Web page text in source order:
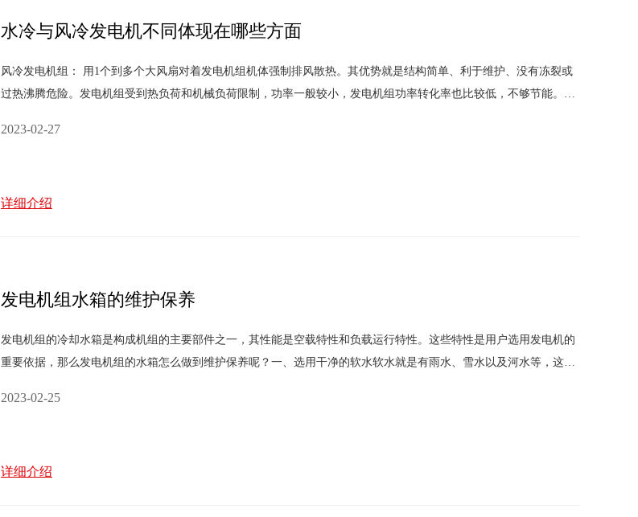
水冷与风冷发电机不同体现在哪些方面
风冷发电机组： 用1个到多个大风扇对着发电机组机体强制排风散热。其优势就是结构简单、利于维护、没有冻裂或
过热沸腾危险。发电机组受到热负荷和机械负荷限制，功率一般较小，发电机组功率转化率也比较低，不够节能。风
2023-02-27
详细介绍
发电机组水箱的维护保养
发电机组的冷却水箱是构成机组的主要部件之一，其性能是空载特性和负载运行特性。这些特性是用户选用发电机的
重要依据，那么发电机组的水箱怎么做到维护保养呢？一、选用干净的软水软水就是有雨水、雪水以及河水等，这些
2023-02-25
详细介绍